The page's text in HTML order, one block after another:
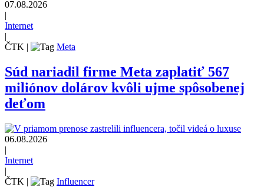
07.08.2026
|
Internet
|
ČTK | Meta
Súd nariadil firme Meta zaplatiť 567
miliónov dolárov kvôli ujme spôsobenej
deťom
06.08.2026
|
Internet
|
ČTK | Influencer